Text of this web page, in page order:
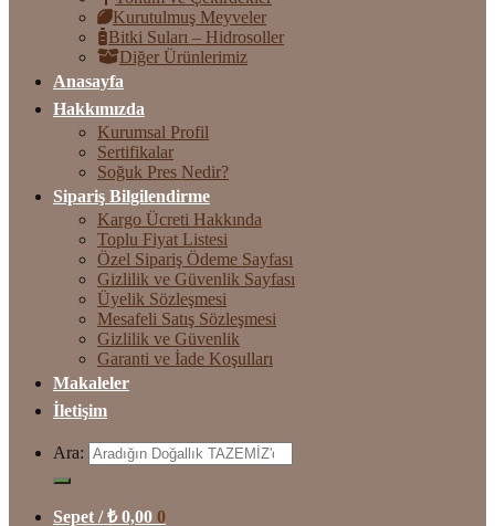
Kurutulmuş Meyveler
Bitki Suları – Hidrosoller
Diğer Ürünlerimiz
Anasayfa
Hakkımızda
Kurumsal Profil
Sertifikalar
Soğuk Pres Nedir?
Sipariş Bilgilendirme
Kargo Ücreti Hakkında
Toplu Fiyat Listesi
Özel Sipariş Ödeme Sayfası
Gizlilik ve Güvenlik Sayfası
Üyelik Sözleşmesi
Mesafeli Satış Sözleşmesi
Gizlilik ve Güvenlik
Garanti ve İade Koşulları
Makaleler
İletişim
Ara:
Sepet /₺0,00 0